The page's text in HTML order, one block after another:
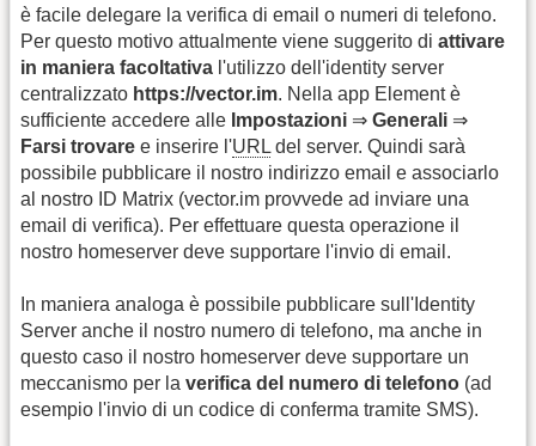
è facile delegare la verifica di email o numeri di telefono.
Per questo motivo attualmente viene suggerito di attivare
in maniera facoltativa l'utilizzo dell'identity server
centralizzato https://vector.im. Nella app Element è
sufficiente accedere alle Impostazioni ⇒ Generali ⇒
Farsi trovare e inserire l'URL del server. Quindi sarà
possibile pubblicare il nostro indirizzo email e associarlo
al nostro ID Matrix (vector.im provvede ad inviare una
email di verifica). Per effettuare questa operazione il
nostro homeserver deve supportare l'invio di email.
In maniera analoga è possibile pubblicare sull'Identity
Server anche il nostro numero di telefono, ma anche in
questo caso il nostro homeserver deve supportare un
meccanismo per la verifica del numero di telefono (ad
esempio l'invio di un codice di conferma tramite SMS).